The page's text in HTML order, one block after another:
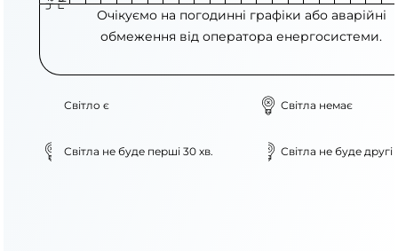
Очікуємо на погодинні графіки або аварійні
обмеження від оператора енергосистеми.
Світло є Світла немає
Світла не буде перші 30 хв. Світла не буде другі